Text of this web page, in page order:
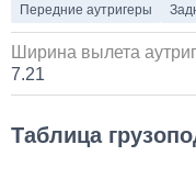
Передние аутригеры
Ширина вылета
7.21
Таблица